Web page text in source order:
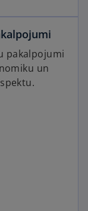
pakalpojumi
un